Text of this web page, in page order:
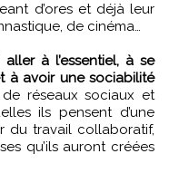
d’ores et déjà leur
de cinéma…
à l’essentiel, à se
à avoir une sociabilité
réseaux sociaux et
ils pensent d’une
du travail collaboratif,
qu’ils auront créées